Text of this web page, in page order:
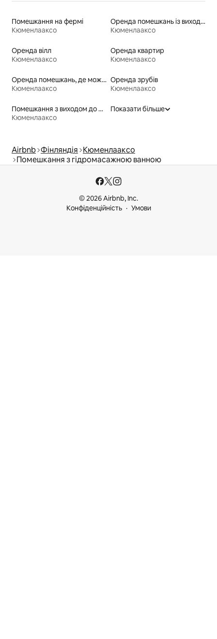
Помешкання на фермі
Кюменлааксо
Оренда помешкань із виходом до пляжу
Кюменлааксо
Оренда вілл
Кюменлааксо
Оренда квартир
Кюменлааксо
Оренда помешкань, де можна перебувати з домашніми тваринами
Кюменлааксо
Оренда зрубів
Кюменлааксо
Помешкання з виходом до пляжу
Кюменлааксо
Показати більше
Airbnb Фінляндія Кюменлааксо
Помешкання з гідромасажною ванною
© 2026 Airbnb, Inc.
Конфіденційність
Умови